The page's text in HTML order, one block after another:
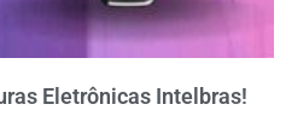
Eletrônicas Intelbras!